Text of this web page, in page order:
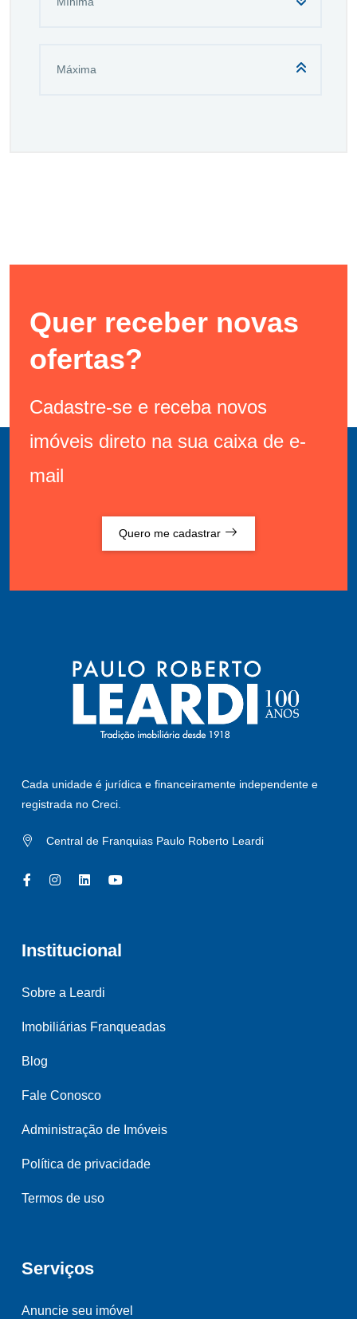
Quer receber novas
ofertas?
Cadastre-se e receba novos
imóveis direto na sua caixa de e-
mail
Quero me cadastrar
Cada unidade é jurídica e financeiramente independente e
registrada no Creci.
Central de Franquias Paulo Roberto Leardi
Institucional
Sobre a Leardi
Imobiliárias Franqueadas
Blog
Fale Conosco
Administração de Imóveis
Política de privacidade
Termos de uso
Serviços
Anuncie seu imóvel